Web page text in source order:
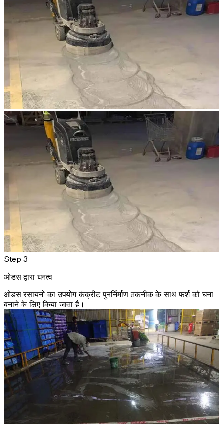
Step 3
ओडस द्वारा घनत्व
ओडस रसायनों का उपयोग कंक्रीट पुनर्निर्माण तकनीक के साथ फर्श को घना
बनाने के लिए किया जाता है।